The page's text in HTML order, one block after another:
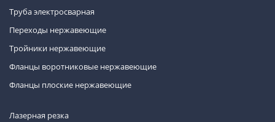
Труба электросварная
Переходы нержавеющие
Тройники нержавеющие
Фланцы воротниковые нержавеющие
Фланцы плоские нержавеющие
Лазерная резка